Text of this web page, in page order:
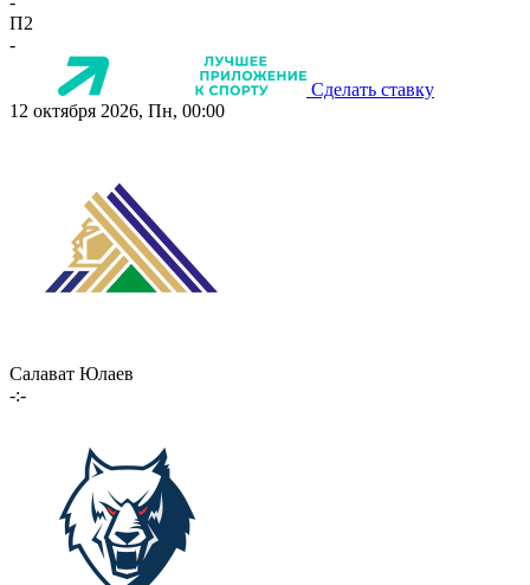
П2
-
Сделать ставку
12 октября 2026, Пн, 00:00
Салават Юлаев
-:-